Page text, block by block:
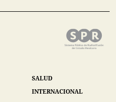
SALUD
INTERNACIONAL